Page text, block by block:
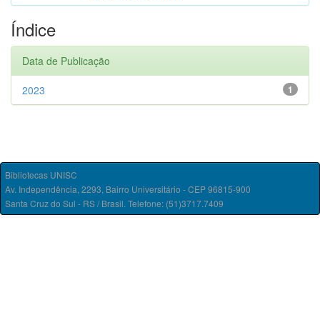
Índice
Data de Publicação
1
2023
Bibliotecas UNISC
Av. Independência, 2293, Bairro Universitário - CEP 96815-900
Santa Cruz do Sul - RS / Brasil. Telefone: (51)3717.7409